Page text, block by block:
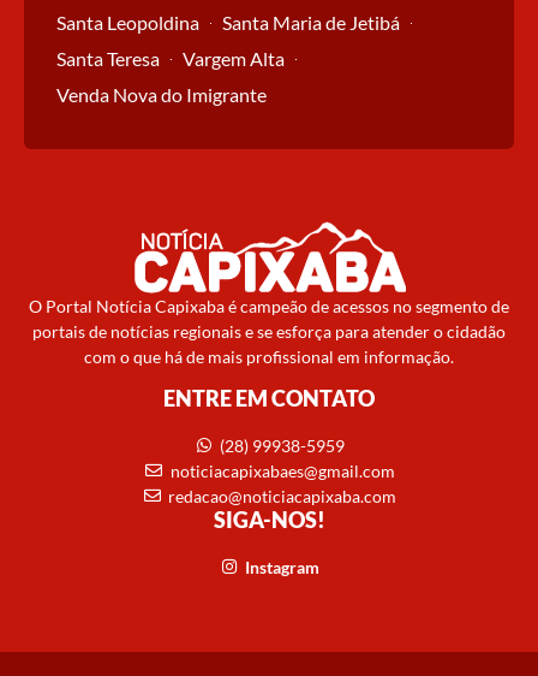
Santa Leopoldina
Santa Maria de Jetibá
Santa Teresa
Vargem Alta
Venda Nova do Imigrante
O Portal Notícia Capixaba é campeão de acessos no segmento de
portais de notícias regionais e se esforça para atender o cidadão
com o que há de mais profissional em informação.
ENTRE EM CONTATO
(28) 99938-5959
noticiacapixabaes@gmail.com
redacao@noticiacapixaba.com
SIGA-NOS!
Instagram